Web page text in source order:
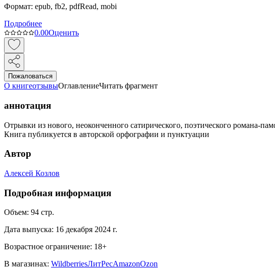
Формат: epub, fb2, pdfRead, mobi
Подробнее
0.00Оценить
Пожаловаться
О книгеотзывыОглавлениеЧитать фрагмент
аннотация
Отрывки из нового, неоконченного сатирического, поэтического романа-
Книга публикуется в авторской орфографии и пунктуации
Автор
Алексей Козлов
Подробная информация
Объем: 94 стр.
Дата выпуска: 16 декабря 2024 г.
Возрастное ограничение: 18+
В магазинах: WildberriesЛитРесAmazonOzon